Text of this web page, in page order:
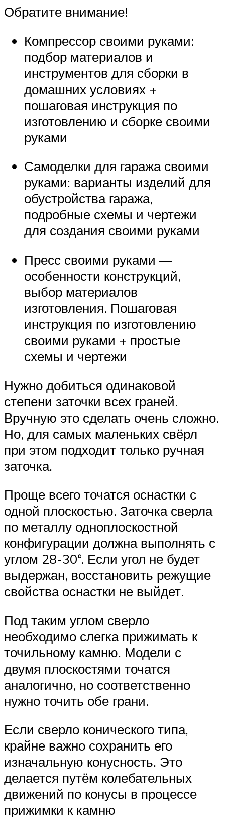
Обратите внимание!
Компрессор своими руками:
подбор материалов и
инструментов для сборки в
домашних условиях +
пошаговая инструкция по
изготовлению и сборке своими
руками
Самоделки для гаража своими
руками: варианты изделий для
обустройства гаража,
подробные схемы и чертежи
для создания своими руками
Пресс своими руками —
особенности конструкций,
выбор материалов
изготовления. Пошаговая
инструкция по изготовлению
своими руками + простые
схемы и чертежи
Нужно добиться одинаковой
степени заточки всех граней.
Вручную это сделать очень сложно.
Но, для самых маленьких свёрл
при этом подходит только ручная
заточка.
Проще всего точатся оснастки с
одной плоскостью. Заточка сверла
по металлу одноплоскостной
конфигурации должна выполнять с
углом 28-30°. Если угол не будет
выдержан, восстановить режущие
свойства оснастки не выйдет.
Под таким углом сверло
необходимо слегка прижимать к
точильному камню. Модели с
двумя плоскостями точатся
аналогично, но соответственно
нужно точить обе грани.
Если сверло конического типа,
крайне важно сохранить его
изначальную конусность. Это
делается путём колебательных
движений по конусы в процессе
прижимки к камню